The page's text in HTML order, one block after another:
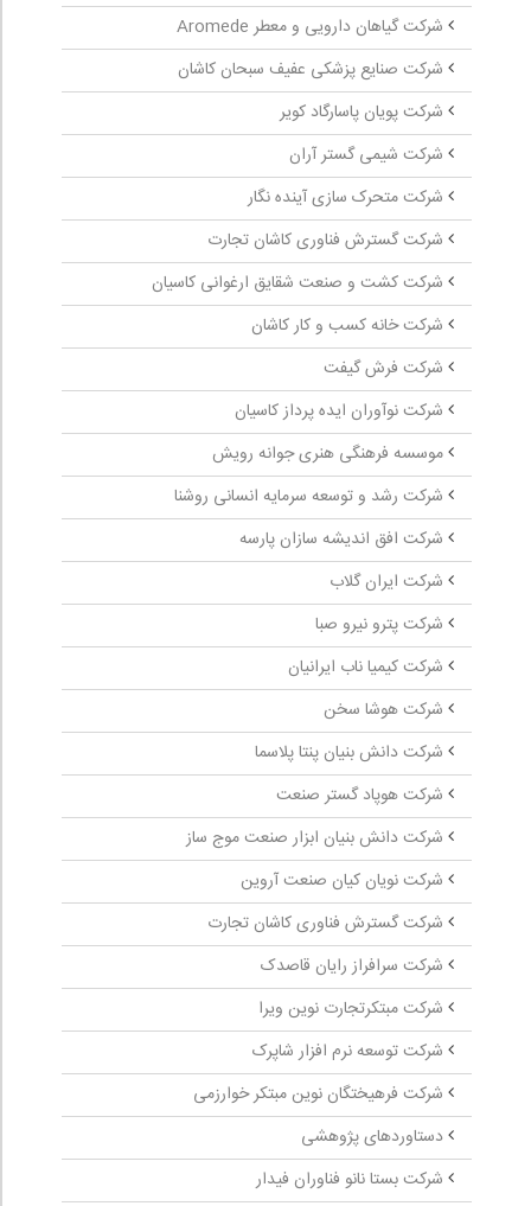
شرکت گیاهان دارویی و معطر Aromede
شرکت صنایع پزشکی عفیف سبحان کاشان
شرکت پویان پاسارگاد کویر
شرکت شیمی گستر آران
شرکت متحرک­ سازی آینده نگار
شرکت گسترش فناوری کاشان تجارت
شرکت کشت و صنعت شقایق ارغوانی کاسیان
شرکت خانه کسب و کار کاشان
شرکت فرش گیفت
شرکت نوآوران ایده پرداز کاسیان
موسسه فرهنگی هنری جوانه رویش
شرکت رشد و توسعه سرمایه انسانی روشنا
شرکت افق اندیشه سازان پارسه
شرکت ایران گلاب
شرکت پترو نیرو صبا
شرکت کیمیا ناب ایرانیان
شرکت هوشا سخن
شرکت دانش بنیان پنتا پلاسما
شرکت هوپاد گستر صنعت
شرکت دانش بنیان ابزار صنعت موج ساز
شرکت نویان کیان صنعت آروین
شرکت گسترش فناوری کاشان تجارت
شرکت سرافراز رایان قاصدک
شرکت مبتکرتجارت نوین ویرا
شرکت توسعه نرم افزار شاپرک
شرکت فرهیختگان نوین مبتکر خوارزمی
دستاوردهای پژوهشی
شرکت بستا نانو فناوران فیدار